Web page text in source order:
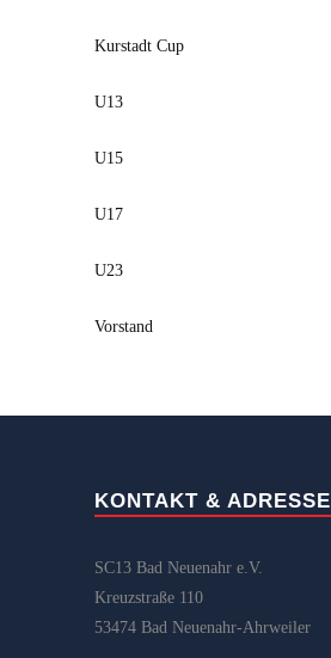
Kurstadt Cup
U13
U15
U17
U23
Vorstand
KONTAKT & ADRESSE
SC13 Bad Neuenahr e.V.
Kreuzstraße 110
53474 Bad Neuenahr-Ahrweiler